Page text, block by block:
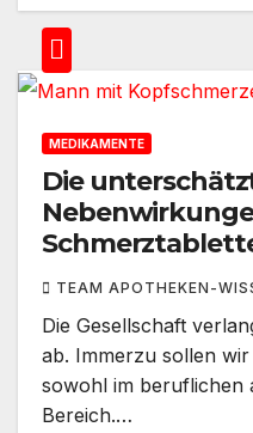
MEDIKAMENTE
Die
TEAM APOTHEKEN-
Die Gesellschaft
ab. Immerzu sollen
sowohl im beruflichen
Bereich.…